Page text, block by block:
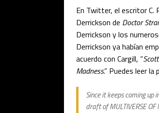
En Twitter, el escritor C.
Derrickson de Doctor
Derrickson y los
Derrickson ya habían
acuerdo con Cargill, “
Madness.” Puedes leer
Since it keeps coming
draft of MULTIVERSE